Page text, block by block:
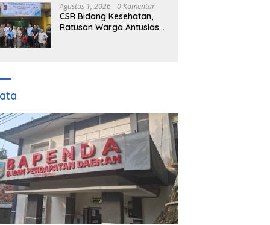
Agustus 1, 2026 0 Komentar
CSR Bidang Kesehatan,
Ratusan Warga Antusias